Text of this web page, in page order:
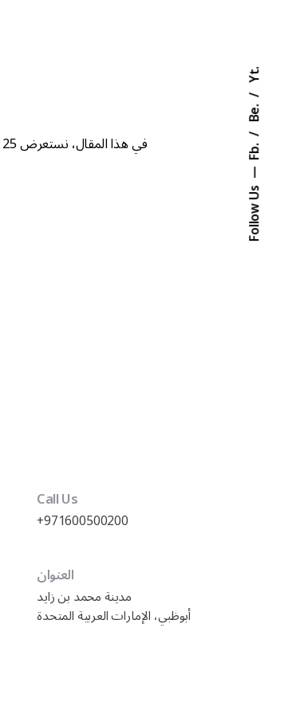
Follow Us
Fb.
Be.
Yt.
Call Us
+971600500200
العنوان
مدينة محمد بن زايد
أبوظبي، الإمارات العربية المتحدة